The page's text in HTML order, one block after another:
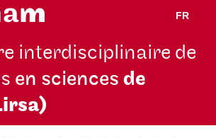
FR
interdisciplinaire de
en sciencesde